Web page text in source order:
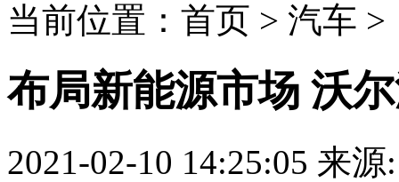
当前位置：首页 > 汽车 >
布局新能源市场 沃
2021-02-10 14:25:05 来源: